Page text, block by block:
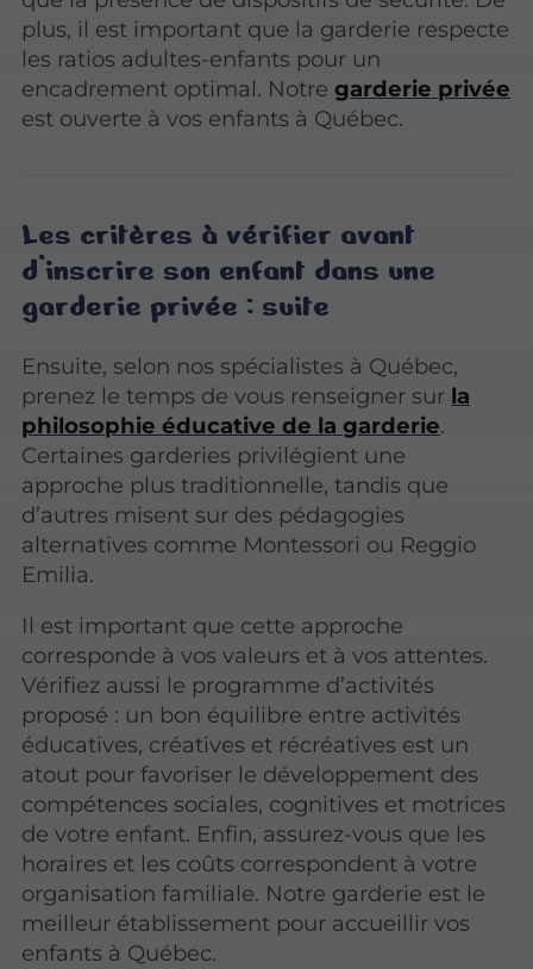
plus, il est important que la garderie respecte
les ratios adultes-enfants pour un
encadrement optimal. Notregarderie privée
est ouverte à vos enfants à Québec.
Les critères à vérifier avant
d’inscrire son enfant dans une
garderie privée : suite
Ensuite, selon nos spécialistes à Québec,
prenez le temps de vous renseigner sur la
philosophie éducative de la garderie.
Certaines garderies privilégient une
approche plus traditionnelle, tandis que
d’autres misent sur des pédagogies
alternatives comme Montessori ou Reggio
Emilia.
Il est important que cette approche
corresponde à vos valeurs et à vos attentes.
Vérifiez aussi le programme d’activités
proposé : un bon équilibre entre activités
éducatives, créatives et récréatives est un
atout pour favoriser le développement des
compétences sociales, cognitives et motrices
de votre enfant. Enfin, assurez-vous que les
horaires et les coûts correspondent à votre
organisation familiale. Notre garderie est le
meilleur établissement pour accueillir vos
enfants à Québec.